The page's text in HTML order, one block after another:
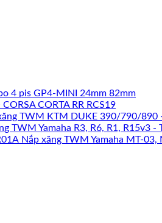
4 pis GP4-MINI 24mm 82mm
CORTA RR RCS19
TWM KTM DUKE 390/790/890
TWM Yamaha R3, R6, R1, R15v3 -
Nắp xăng TWM Yamaha MT-